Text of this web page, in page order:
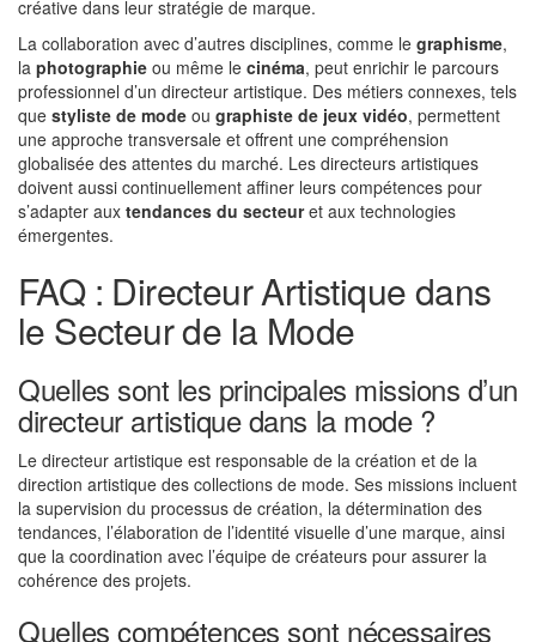
créative dans leur stratégie de marque.
La collaboration avec d’autres disciplines, comme le graphisme,
la photographie ou même le cinéma, peut enrichir le parcours
professionnel d’un directeur artistique. Des métiers connexes, tels
que styliste de mode ou graphiste de jeux vidéo, permettent
une approche transversale et offrent une compréhension
globalisée des attentes du marché. Les directeurs artistiques
doivent aussi continuellement affiner leurs compétences pour
s’adapter aux tendances du secteuret aux technologies
émergentes.
FAQ : Directeur Artistique dans
le Secteur de la Mode
Quelles sont les principales missions d’un
directeur artistique dans la mode ?
Le directeur artistique est responsable de la création et de la
direction artistique des collections de mode. Ses missions incluent
la supervision du processus de création, la détermination des
tendances, l’élaboration de l’identité visuelle d’une marque, ainsi
que la coordination avec l’équipe de créateurs pour assurer la
cohérence des projets.
Quelles compétences sont nécessaires